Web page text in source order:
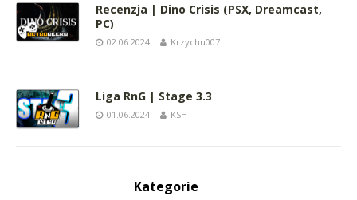
Recenzja | Dino Crisis (PSX, Dreamcast,
PC)
02.06.2024 Krzychu007
Liga RnG | Stage 3.3
01.06.2024 KSH
Kategorie